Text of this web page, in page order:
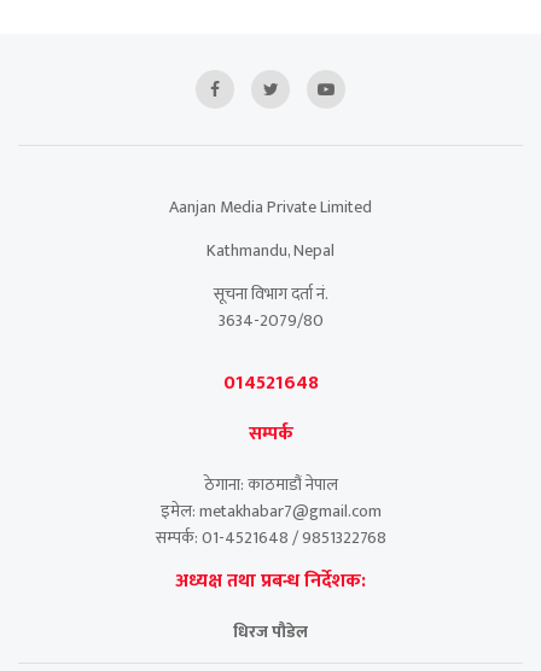
Aanjan Media Private Limited
Kathmandu, Nepal
सूचना विभाग दर्ता नं.
3634-2079/80
014521648
सम्पर्क
ठेगाना: काठमाडौं नेपाल
इमेल: metakhabar7@gmail.com
सम्पर्क: 01-4521648 / 9851322768
अध्यक्ष तथा प्रबन्ध निर्देशक:
धिरज पौडेल